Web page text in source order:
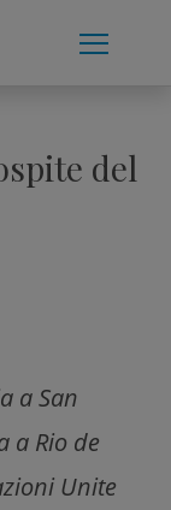
del
a San
a Rio de
Unite